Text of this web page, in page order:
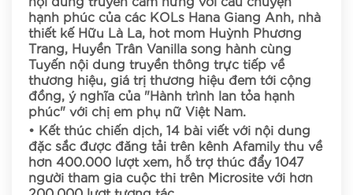
hạnh phúc của các KOLs Hana Giang Anh, nhà
thiết kế Hữu Là La, hot mom Huỳnh Phương
Trang, Huyền Trân Vanilla song hành cùng
Tuyến nội dung truyền thông trực tiếp về
thương hiệu, giá trị thương hiệu đem tới cộng
đồng, ý nghĩa của "Hành trình lan tỏa hạnh
phúc" với chị em phụ nữ Việt Nam.
• Kết thúc chiến dịch, 14 bài viết với nội dung
đặc sắc được đăng tải trên kênh Afamily thu về
hơn 400.000 lượt xem, hỗ trợ thúc đẩy 1047
người tham gia cuộc thi trên Microsite với hơn